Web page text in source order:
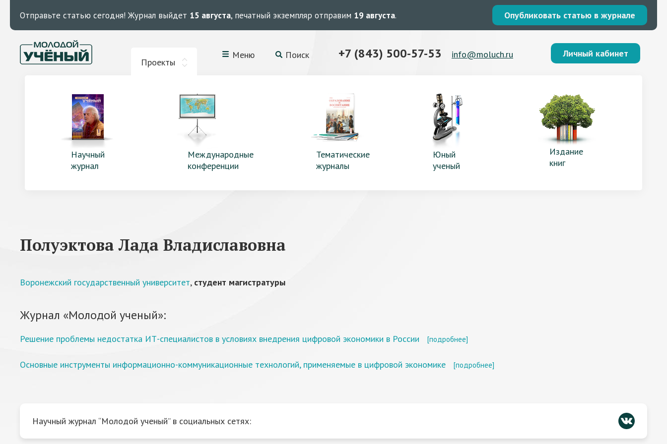
Отправьте статью сегодня! Журнал выйдет 15 августа, печатный экземпляр отправим 19 августа. Опубликовать статью в журнале
Проекты
Меню Поиск +7 (843) 500-57-53 info@moluch.ru Личный кабинет
Научный
журнал
Международные
конференции
Тематические
журналы
Юный
ученый
Издание
книг
Полуэктова Лада Владиславовна
Воронежский государственный университет, студент магистратуры
Журнал «Молодой ученый»:
Решение проблемы недостатка ИТ-специалистов в условиях внедрения цифровой экономики в России [подробнее]
Основные инструменты информационно-коммуникационные технологий, применяемые в цифровой экономике [подробнее]
Научный журнал “Молодой ученый” в социальных сетях: